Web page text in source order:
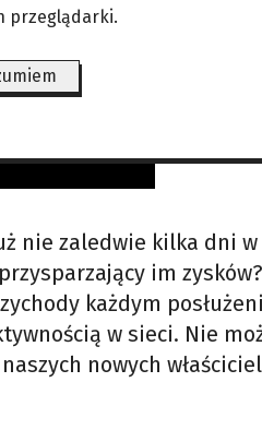
nie zaledwie kilka dni w
im
każdym
w sieci. Nie
nowych
przeglądarki.